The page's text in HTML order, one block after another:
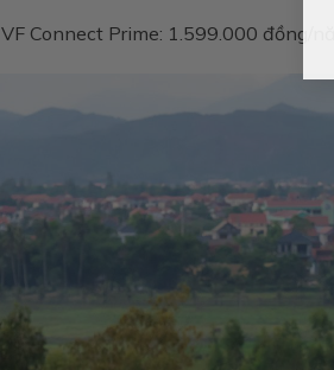
VF Connect Prime: 1.599.000 đồng/